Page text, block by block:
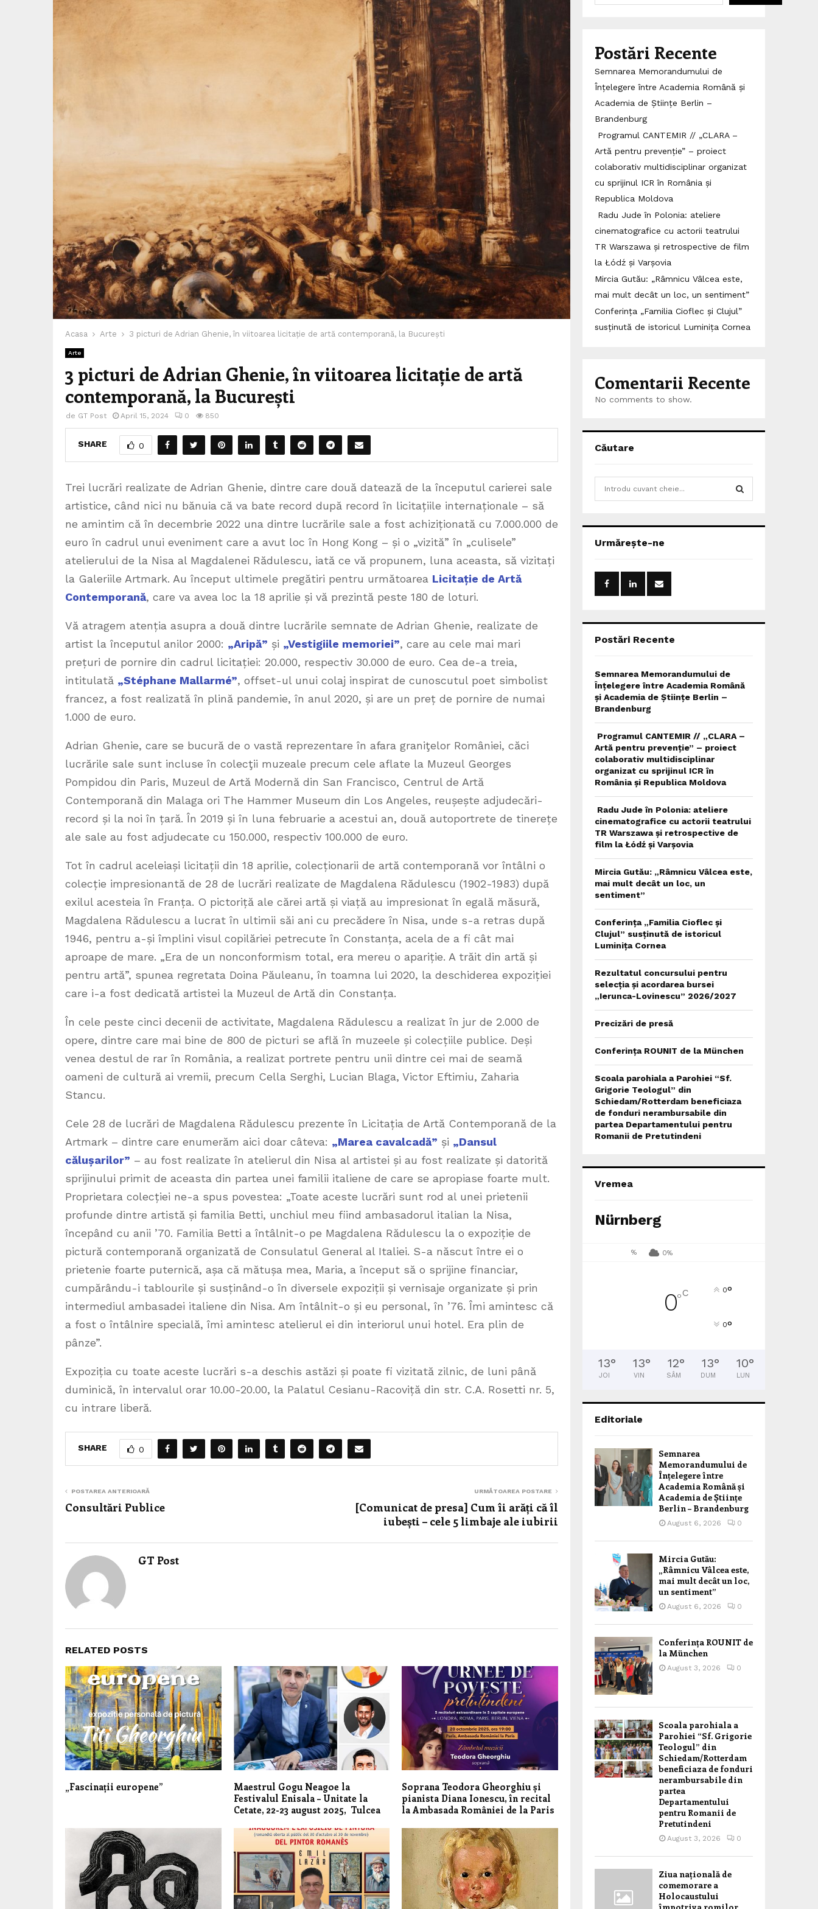
Acasa Arte 3 picturi de Adrian Ghenie, în viitoarea licitație de artă contemporană, la București
Arte
3 picturi de Adrian Ghenie, în viitoarea licitație de artă
contemporană, la București
de GT Post April 15, 2024 0 850
SHARE 0
Trei lucrări realizate de Adrian Ghenie, dintre care două datează de la începutul carierei sale
artistice, când nici nu bănuia că va bate record după record în licitațiile internaționale – să
ne amintim că în decembrie 2022 una dintre lucrările sale a fost achiziționată cu 7.000.000 de
euro în cadrul unui eveniment care a avut loc în Hong Kong – și o „vizită” în „culisele”
atelierului de la Nisa al Magdalenei Rădulescu, iată ce vă propunem, luna aceasta, să vizitați
la Galeriile Artmark. Au început ultimele pregătiri pentru următoarea Licitație de Artă
Contemporană, care va avea loc la 18 aprilie și vă prezintă peste 180 de loturi.
Vă atragem atenția asupra a două dintre lucrările semnate de Adrian Ghenie, realizate de
artist la începutul anilor 2000: „Aripă” și „Vestigiile memoriei”, care au cele mai mari
prețuri de pornire din cadrul licitației: 20.000, respectiv 30.000 de euro. Cea de-a treia,
intitulată „Stéphane Mallarmé”, offset-ul unui colaj inspirat de cunoscutul poet simbolist
francez, a fost realizată în plină pandemie, în anul 2020, și are un preț de pornire de numai
1.000 de euro.
Adrian Ghenie, care se bucură de o vastă reprezentare în afara graniţelor României, căci
lucrările sale sunt incluse în colecţii muzeale precum cele aflate la Muzeul Georges
Pompidou din Paris, Muzeul de Artă Modernă din San Francisco, Centrul de Artă
Contemporană din Malaga ori The Hammer Museum din Los Angeles, reușește adjudecări-
record și la noi în țară. În 2019 și în luna februarie a acestui an, două autoportrete de tinerețe
ale sale au fost adjudecate cu 150.000, respectiv 100.000 de euro.
Tot în cadrul aceleiași licitații din 18 aprilie, colecționarii de artă contemporană vor întâlni o
colecție impresionantă de 28 de lucrări realizate de Magdalena Rădulescu (1902-1983) după
exilul acesteia în Franța. O pictoriță ale cărei artă și viață au impresionat în egală măsură,
Magdalena Rădulescu a lucrat în ultimii săi ani cu precădere în Nisa, unde s-a retras după
1946, pentru a-și împlini visul copilăriei petrecute în Constanța, acela de a fi cât mai
aproape de mare. „Era de un nonconformism total, era mereu o apariție. A trăit din artă și
pentru artă”, spunea regretata Doina Păuleanu, în toamna lui 2020, la deschiderea expoziției
care i-a fost dedicată artistei la Muzeul de Artă din Constanța.
În cele peste cinci decenii de activitate, Magdalena Rădulescu a realizat în jur de 2.000 de
opere, dintre care mai bine de 800 de picturi se află în muzeele și colecțiile publice. Deși
venea destul de rar în România, a realizat portrete pentru unii dintre cei mai de seamă
oameni de cultură ai vremii, precum Cella Serghi, Lucian Blaga, Victor Eftimiu, Zaharia
Stancu.
Cele 28 de lucrări de Magdalena Rădulescu prezente în Licitația de Artă Contemporană de la
Artmark – dintre care enumerăm aici doar câteva: „Marea cavalcadă” și „Dansul
călușarilor” – au fost realizate în atelierul din Nisa al artistei și au fost realizate și datorită
sprijinului primit de aceasta din partea unei familii italiene de care se apropiase foarte mult.
Proprietara colecției ne-a spus povestea: „Toate aceste lucrări sunt rod al unei prietenii
profunde dintre artistă și familia Betti, unchiul meu fiind ambasadorul italian la Nisa,
începând cu anii ’70. Familia Betti a întâlnit-o pe Magdalena Rădulescu la o expoziție de
pictură contemporană organizată de Consulatul General al Italiei. S-a născut între ei o
prietenie foarte puternică, așa că mătușa mea, Maria, a început să o sprijine financiar,
cumpărându-i tablourile și susținând-o în diversele expoziții și vernisaje organizate și prin
intermediul ambasadei italiene din Nisa. Am întâlnit-o și eu personal, în ’76. Îmi amintesc că
a fost o întâlnire specială, îmi amintesc atelierul ei din interiorul unui hotel. Era plin de
pânze”.
Expoziția cu toate aceste lucrări s-a deschis astăzi și poate fi vizitată zilnic, de luni până
duminică, în intervalul orar 10.00-20.00, la Palatul Cesianu-Racoviță din str. C.A. Rosetti nr. 5,
cu intrare liberă.
SHARE 0
POSTAREA ANTERIOARĂ
Consultări Publice
URMĂTOAREA POSTARE
[Comunicat de presa] Cum îi arăți că îl
iubești – cele 5 limbaje ale iubirii
GT Post
RELATED POSTS
„Fascinații europene”
Maestrul Gogu Neagoe la
Festivalul Enisala – Unitate la
Cetate, 22-23 august 2025, Tulcea
Soprana Teodora Gheorghiu și
pianista Diana Ionescu, în recital
la Ambasada României de la Paris
Postări Recente
Semnarea Memorandumului de
Înțelegere între Academia Română și
Academia de Științe Berlin –
Brandenburg
Programul CANTEMIR // „CLARA –
Artă pentru prevenție” – proiect
colaborativ multidisciplinar organizat
cu sprijinul ICR în România și
Republica Moldova
Radu Jude în Polonia: ateliere
cinematografice cu actorii teatrului
TR Warszawa și retrospective de film
la Łódź și Varșovia
Mircia Gutău: „Râmnicu Vâlcea este,
mai mult decât un loc, un sentiment”
Conferința „Familia Cioflec și Clujul”
susținută de istoricul Luminița Cornea
Comentarii Recente
No comments to show.
Căutare
h
o
:
Urmărește-ne
Postări Recente
Semnarea Memorandumului de
Înțelegere între Academia Română
și Academia de Științe Berlin –
Brandenburg
Programul CANTEMIR // „CLARA –
Artă pentru prevenție” – proiect
colaborativ multidisciplinar
organizat cu sprijinul ICR în
România și Republica Moldova
Radu Jude în Polonia: ateliere
cinematografice cu actorii teatrului
TR Warszawa și retrospective de
film la Łódź și Varșovia
Mircia Gutău: „Râmnicu Vâlcea este,
mai mult decât un loc, un
sentiment”
Conferința „Familia Cioflec și
Clujul” susținută de istoricul
Luminița Cornea
Rezultatul concursului pentru
selecția și acordarea bursei
„Ierunca-Lovinescu” 2026/2027
Precizări de presă
Conferința ROUNIT de la München
Scoala parohiala a Parohiei “Sf.
Grigorie Teologul” din
Schiedam/Rotterdam beneficiaza
de fonduri nerambursabile din
partea Departamentului pentru
Romanii de Pretutindeni
Vremea
Nürnberg
% 0%
0°C 0°
0°
13°
JOI
13°
VIN
12°
SÂM
13°
DUM
10°
LUN
Editoriale
Semnarea
Memorandumului de
Înțelegere între
Academia Română și
Academia de Științe
Berlin – Brandenburg
August 6, 2026 0
Mircia Gutău:
„Râmnicu Vâlcea este,
mai mult decât un loc,
un sentiment”
August 6, 2026 0
Conferința ROUNIT de
la München
August 3, 2026 0
Scoala parohiala a
Parohiei “Sf. Grigorie
Teologul” din
Schiedam/Rotterdam
beneficiaza de fonduri
nerambursabile din
partea
Departamentului
pentru Romanii de
Pretutindeni
August 3, 2026 0
Ziua națională de
comemorare a
Holocaustului